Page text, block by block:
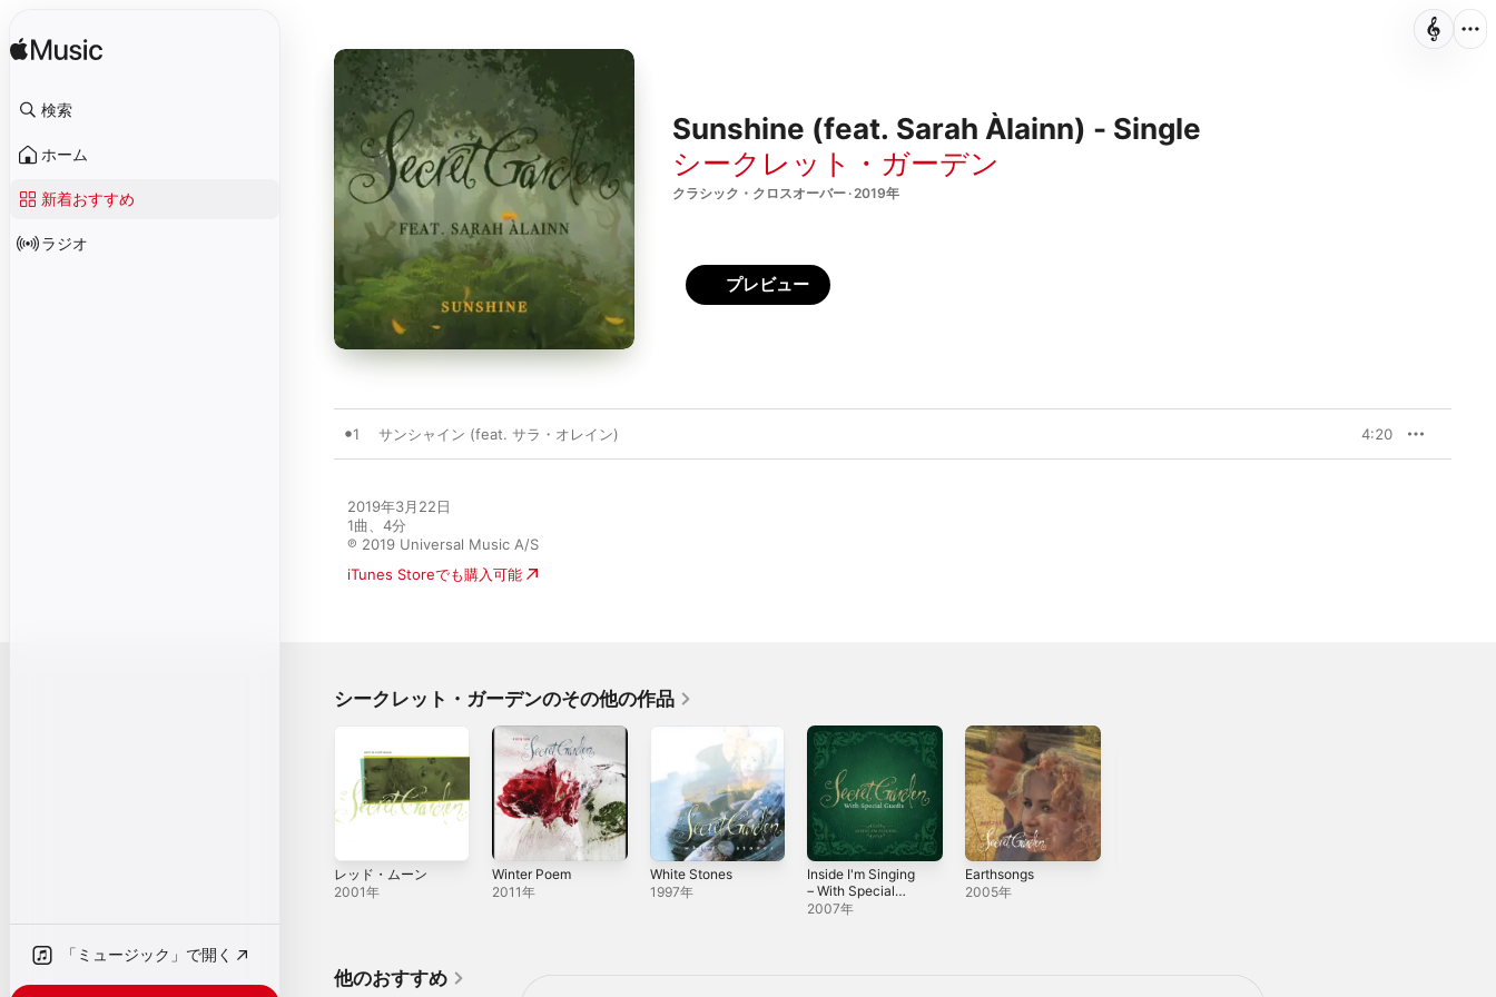
検索
ホーム
新着おすすめ
ラジオ
「ミュージック」で開く
Sunshine (feat. Sarah Àlainn) - Single
シークレット・ガーデン
クラシック・クロスオーバー · 2019年
プレビュー
1 サンシャイン (feat. サラ・オレイン) 4:20
2019年3月22日
1曲、4分
℗ 2019 Universal Music A/S
iTunes Storeでも購入可能
シークレット・ガーデンのその他の作品
レッド・ムーン
2001年
Winter Poem
2011年
White Stones
1997年
Inside I'm Singing
– With Special
Guests
2007年
Earthsongs
2005年
他のおすすめ